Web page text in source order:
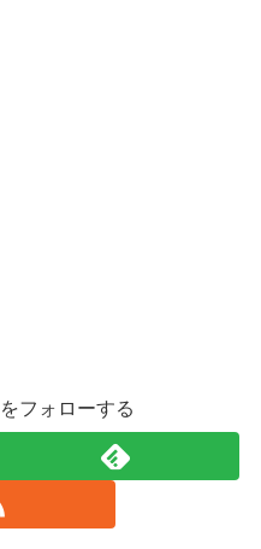
フォローする